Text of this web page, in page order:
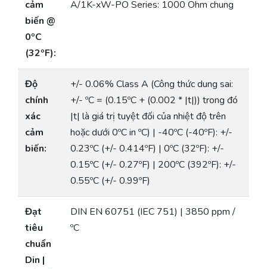
cảm
biến @
0ºC
(32ºF):
A/1K-xW-PO Series: 1000 Ohm chung
Độ
chính
xác
cảm
biến:
+/- 0.06% Class A (Công thức dung sai:
+/- ºC = (0.15ºC + (0.002 * |t|)) trong đó
|t| là giá trị tuyệt đối của nhiệt độ trên
hoặc dưới 0ºC in ºC) | -40ºC (-40ºF): +/-
0.23ºC (+/- 0.414ºF) | 0ºC (32ºF): +/-
0.15ºC (+/- 0.27ºF) | 200ºC (392ºF): +/-
0.55ºC (+/- 0.99ºF)
Đạt
tiêu
chuẩn
Din |
DIN EN 60751 (IEC 751) | 3850 ppm /
ºC